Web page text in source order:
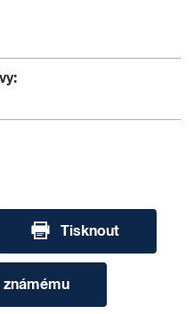
Tisknout
známému